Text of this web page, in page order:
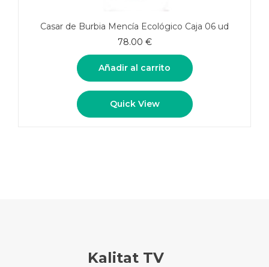
Casar de Burbia Mencía Ecológico Caja 06 ud
78.00 €
Añadir al carrito
Quick View
Kalitat TV